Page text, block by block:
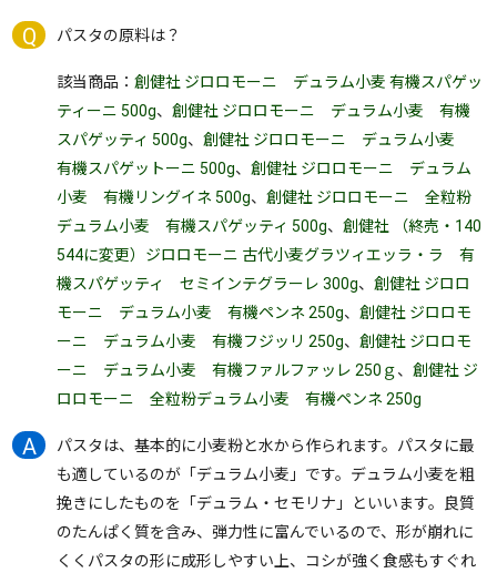
パスタの原料は？
該当商品：創健社 ジロロモーニ デュラム小麦 有機スパゲッ
ティーニ 500g、創健社 ジロロモーニ デュラム小麦 有機
スパゲッティ 500g、創健社 ジロロモーニ デュラム小麦
有機スパゲットーニ 500g、創健社 ジロロモーニ デュラム
小麦 有機リングイネ 500g、創健社 ジロロモーニ 全粒粉
デュラム小麦 有機スパゲッティ 500g、創健社 （終売・140
544に変更）ジロロモーニ 古代小麦グラツィエッラ・ラ 有
機スパゲッティ セミインテグラーレ 300g、創健社 ジロロ
モーニ デュラム小麦 有機ペンネ 250g、創健社 ジロロモ
ーニ デュラム小麦 有機フジッリ 250g、創健社 ジロロモ
ーニ デュラム小麦 有機ファルファッレ 250ｇ、創健社 ジ
ロロモーニ 全粒粉デュラム小麦 有機ペンネ 250g
パスタは、基本的に小麦粉と水から作られます。パスタに最
も適しているのが「デュラム小麦」です。デュラム小麦を粗
挽きにしたものを「デュラム・セモリナ」といいます。良質
のたんぱく質を含み、弾力性に富んでいるので、形が崩れに
くくパスタの形に成形しやすい上、コシが強く食感もすぐれ